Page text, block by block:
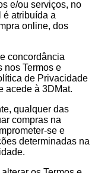
e/ou serviços, no
é atribuída a
online, dos
concordância
nos Termos e
de Privacidade
acede à 3DMat.
qualquer das
compras na
se e
determinadas na